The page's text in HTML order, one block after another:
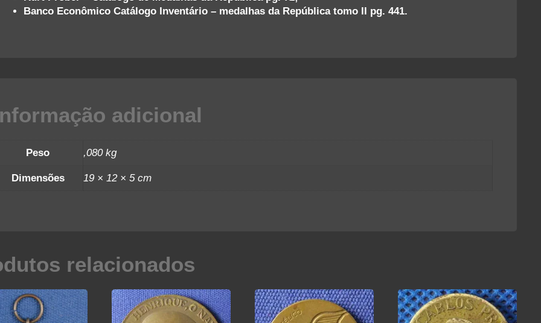
Banco Econômico Catálogo Inventário – medalhas da República tomo II pg. 441.
adicional
Peso ,080 kg
Dimensões 19 × 12 × 5 cm
relacionados